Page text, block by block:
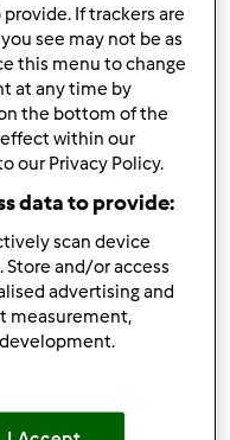
permanenza a chi
partirei volentieri di
un'altro anno
If trackers are
see may not be as
this menu to change
at any time by
the bottom of the
effect within our
our Privacy Policy.
data to provide:
scan device
and/or access
advertising and
measurement,